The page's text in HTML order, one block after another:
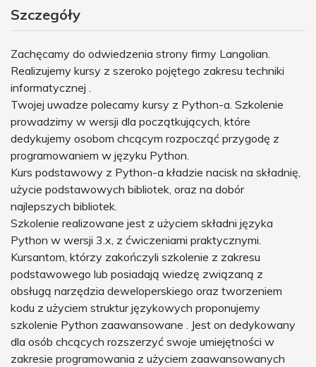
Szczegóły
Zachęcamy do odwiedzenia strony firmy Langolian.
Realizujemy kursy z szeroko pojętego zakresu techniki
informatycznej .
Twojej uwadze polecamy kursy z Python-a. Szkolenie
prowadzimy w wersji dla początkujących, które
dedykujemy osobom chcącym rozpocząć przygodę z
programowaniem w języku Python.
Kurs podstawowy z Python-a kładzie nacisk na składnię,
użycie podstawowych bibliotek, oraz na dobór
najlepszych bibliotek.
Szkolenie realizowane jest z użyciem składni języka
Python w wersji 3.x, z ćwiczeniami praktycznymi.
Kursantom, którzy zakończyli szkolenie z zakresu
podstawowego lub posiadają wiedzę związaną z
obsługą narzędzia deweloperskiego oraz tworzeniem
kodu z użyciem struktur językowych proponujemy
szkolenie Python zaawansowane . Jest on dedykowany
dla osób chcących rozszerzyć swoje umiejętności w
zakresie programowania z użyciem zaawansowanych